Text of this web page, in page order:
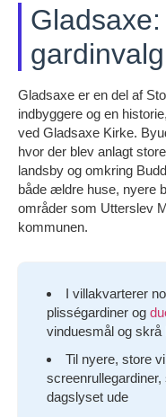
gardinvalg
Gladsaxe er en del af
indbyggere og en
ved Gladsaxe Kirke.
hvor der blev anlagt
landsby og omkring
både ældre huse, nyere
områder som Utterslev
kommunen.
I villakvarterer
plisségardiner og
vinduesmål og skrå
Til nyere, store
dagslyset ude